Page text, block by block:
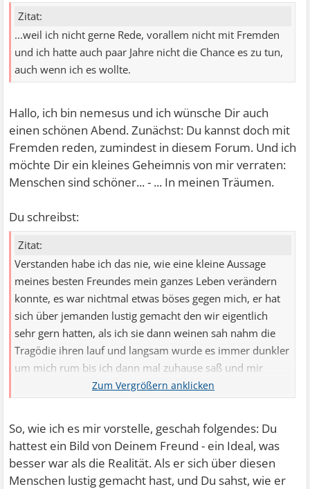
Zitat:
...weil ich nicht gerne Rede, vorallem nicht mit Fremden
und ich hatte auch paar Jahre nicht die Chance es zu tun,
auch wenn ich es wollte.
Hallo, ich bin nemesus und ich wünsche Dir auch
einen schönen Abend. Zunächst: Du kannst doch mit
Fremden reden, zumindest in diesem Forum. Und ich
möchte Dir ein kleines Geheimnis von mir verraten:
Menschen sind schöner... - ... In meinen Träumen.
Du schreibst:
Zitat:
Verstanden habe ich das nie, wie eine kleine Aussage
meines besten Freundes mein ganzes Leben verändern
konnte, es war nichtmal etwas böses gegen mich, er hat
sich über jemanden lustig gemacht den wir eigentlich
sehr gern hatten, als ich sie dann weinen sah nahm die
Tragödie ihren lauf und langsam wurde es immer dunkler
um mich rum bis ich dann mal zuhause saß und mir
dachte " Du hast wirklich niemanden ".
So, wie ich es mir vorstelle, geschah folgendes: Du
hattest ein Bild von Deinem Freund - ein Ideal, was
besser war als die Realität. Als er sich über diesen
Menschen lustig gemacht hast, und Du sahst, wie er